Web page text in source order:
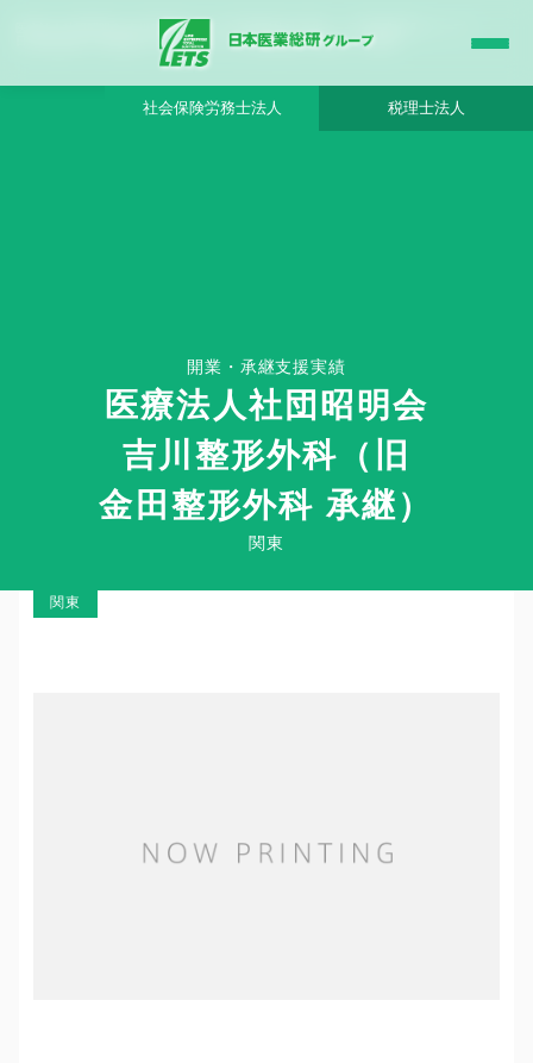
医療法人社団昭明会 吉川整形外科（旧 金田整形外科 承継） - 日本医業総研グループ |
日本医業総研｜医院開業・承継・クリニック経営支援・医療モール開発
社会保険労務士法人 税理士法人
開業・承継支援実績
医療法人社団昭明会
吉川整形外科（旧
金田整形外科 承継）
関東
医療法人社団昭明会 吉川整形外科（旧 金田整形外科 承継） - 日本医業総研グル
関東